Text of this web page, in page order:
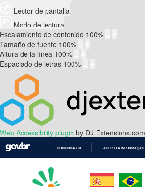
Lector de pantalla
Modo de lectura
Escalamiento de contenido 100%
Tamaño de fuente 100%
Altura de la línea 100%
Espaciado de letras 100%
Web Accessibility plugin by DJ-Extensions.com
CONTEÚDO
COMUNICA BR ACESSO À INFORMAÇÃO